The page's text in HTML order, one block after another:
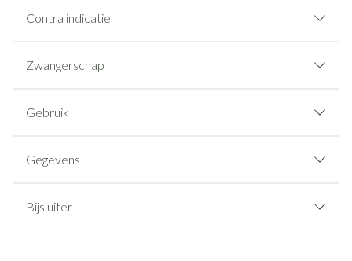
Contra indicatie
Zwangerschap
Gebruik
Gegevens
Bijsluiter